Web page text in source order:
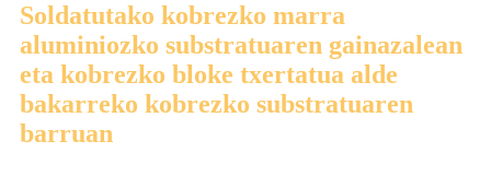
Soldatutako kobrezko marra
aluminiozko substratuaren gainazalean
eta kobrezko bloke txertatua alde
bakarreko kobrezko substratuaren
barruan